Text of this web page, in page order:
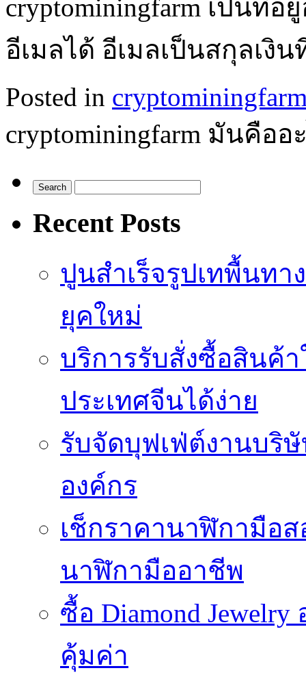
cryptominingfarm เป็นที่
อีเมลได้ อีเมลเป็นสกุลเ
Posted in
cryptominingfarm มันคือ
Recent Posts
ปูนสำเร็จรูปเทพื้นทา
ยุคใหม่
บริการรับสั่งซื้อสินค้า
ประเทศจีนได้ง่าย
รับจัดบุฟเฟ่ต์งานบริ
องค์กร
เช็กราคานาฬิกามือ
นาฬิกามืออาชีพ
ซื้อ Diamond
คุ้มค่า